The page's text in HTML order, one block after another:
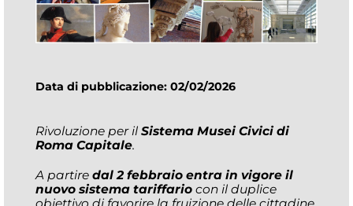
Data di pubblicazione: 02/02/2026
Rivoluzione per il Sistema Musei Civici di
Roma Capitale.
A partire dal2 febbraio entra in vigore il
nuovo sistema tariffario con il duplice